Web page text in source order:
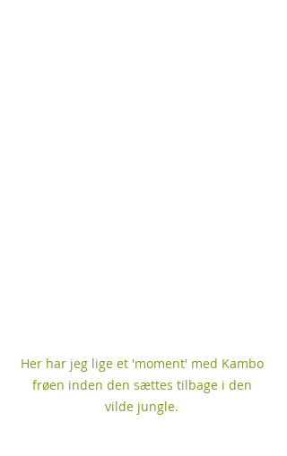
Her har jeg lige et 'moment' med Kambo
frøen inden den sættes tilbage i den
vilde jungle.